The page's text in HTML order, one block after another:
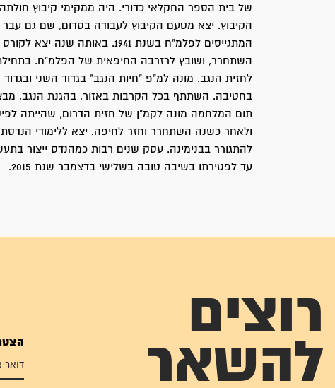
הקיבוץ‏. יצא מטעם הקיבוץ לעבודה בסדום, שם גם
השתחרר, ושובץ לרזרבה החיפאית של הפלמ"ח.
לחזית הנגב. מונה למ"פ "חיות הנגב" בגדוד השני
בחטיבה. השתתף בכל הקרבות באזור, בהגנת הנגב,
תום המלחמה מונה לקמ"ן של חזית הדרום, שהייתה
ולאחר כשנה השתחרר וחזר לחיפה. יצא ללימודי הנדסת
להתגורר בבנימינה. עסק שנים רבות כמהנדס ייצור
עד לפטירתו בשיבה טובה בשלישי בדצמבר שנת 2015.
רוצים
להשאר